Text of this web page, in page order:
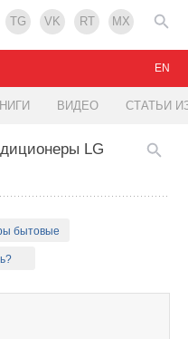
TG VK RT MX
ВИДЕО СТАТЬИ
EN
LG
бытовые